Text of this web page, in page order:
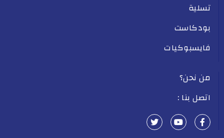
تسلية
بودكاست
فايسبوكيات
من نحن؟
اتصل بنا :